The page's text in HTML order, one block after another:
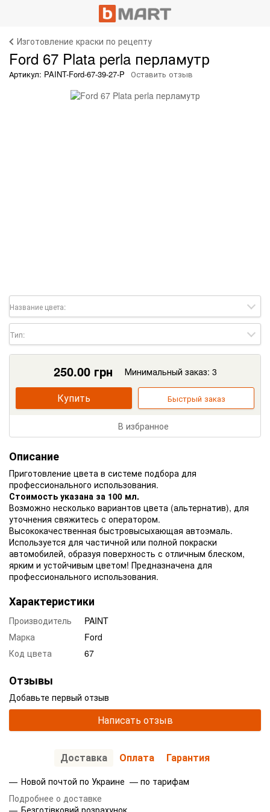
Изготовление краски по рецепту
Ford 67 Plata perla перламутр
Артикул: PAINT-Ford-67-39-27-P Оставить отзыв
Название цвета:
Тип:
250.00грн Минимальный заказ: 3
Купить Быстрый заказ
В избранное
Описание
Приготовление цвета в системе подбора для
профессионального использования.
Стоимость указана за 100 мл.
Возможно несколько вариантов цвета (альтернатив), для
уточнения свяжитесь с оператором.
Высококачественная быстровысыхающая автоэмаль.
Используется для частичной или полной покраски
автомобилей, образуя поверхность с отличным блеском,
ярким и устойчивым цветом! Предназначена для
профессионального использования.
Характеристики
Производитель
PAINT
Марка
Ford
Код цвета
67
Отзывы
Добавьте первый отзыв
Написать отзыв
Доставка Оплата Гарантия
Новой почтой по Украине — по тарифам
Подробнее о доставке
Безготівковий розрахунок